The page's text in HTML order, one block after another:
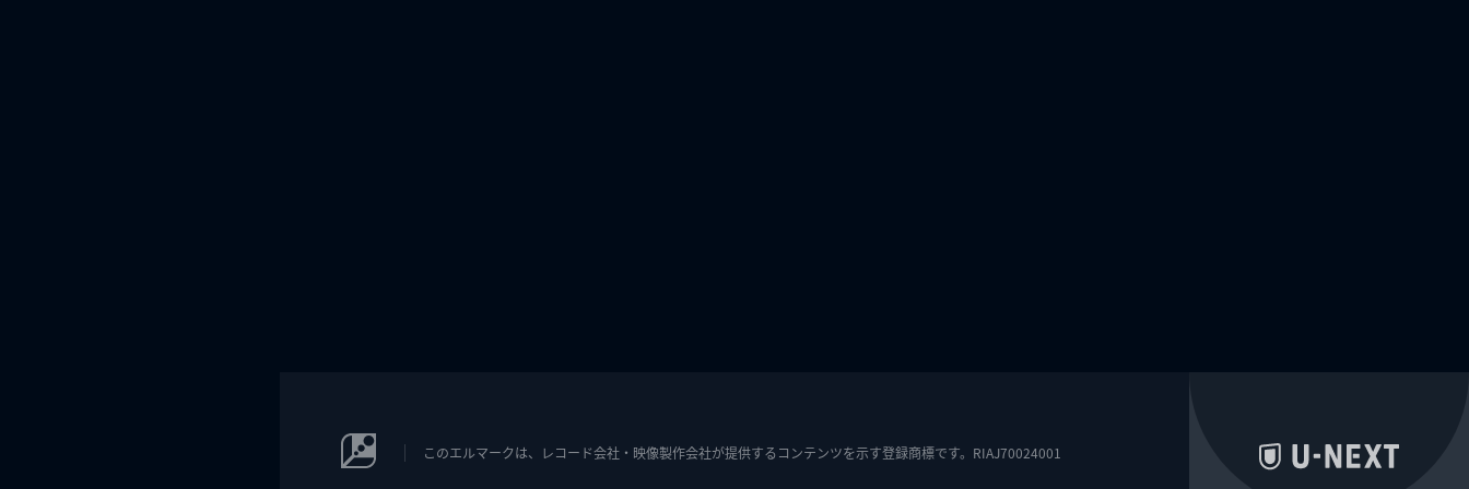
このエルマークは、レコード会社・映像製作会社が提供するコンテンツを示す登録商標です。RIAJ70024001